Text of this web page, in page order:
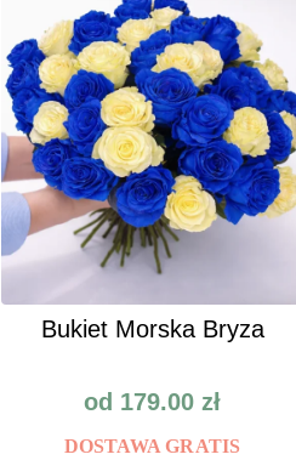
Bukiet Morska Bryza
od 179.00 zł
DOSTAWA GRATIS